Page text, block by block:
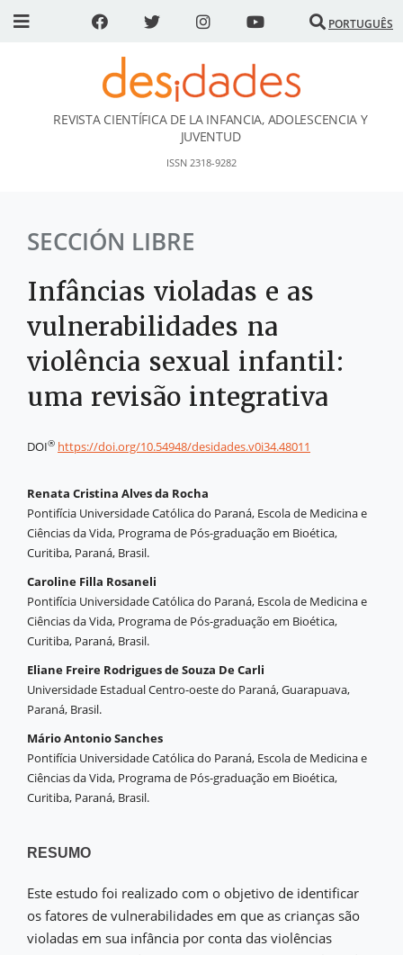
PORTUGUÊS
DESidades
REVISTA CIENTÍFICA DE LA INFANCIA, ADOLESCENCIA Y
JUVENTUD
ISSN 2318-9282
SECCIÓN LIBRE
Infâncias violadas e as
vulnerabilidades na
violência sexual infantil:
uma revisão integrativa
DOI® https://doi.org/10.54948/desidades.v0i34.48011
Renata Cristina Alves da Rocha
Pontifícia Universidade Católica do Paraná, Escola de Medicina e
Ciências da Vida, Programa de Pós-graduação em Bioética,
Curitiba, Paraná, Brasil.
Caroline Filla Rosaneli
Pontifícia Universidade Católica do Paraná, Escola de Medicina e
Ciências da Vida, Programa de Pós-graduação em Bioética,
Curitiba, Paraná, Brasil.
Eliane Freire Rodrigues de Souza De Carli
Universidade Estadual Centro-oeste do Paraná, Guarapuava,
Paraná, Brasil.
Mário Antonio Sanches
Pontifícia Universidade Católica do Paraná, Escola de Medicina e
Ciências da Vida, Programa de Pós-graduação em Bioética,
Curitiba, Paraná, Brasil.
RESUMO
Este estudo foi realizado com o objetivo de identificar
os fatores de vulnerabilidades em que as crianças são
violadas em sua infância por conta das violências